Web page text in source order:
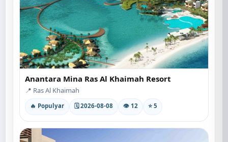
Anantara Mina Ras Al Khaimah Resort
📍 Ras Al Khaimah
🔥 Populyar 🗓 2026-08-08 👁 12 ⭐ 5